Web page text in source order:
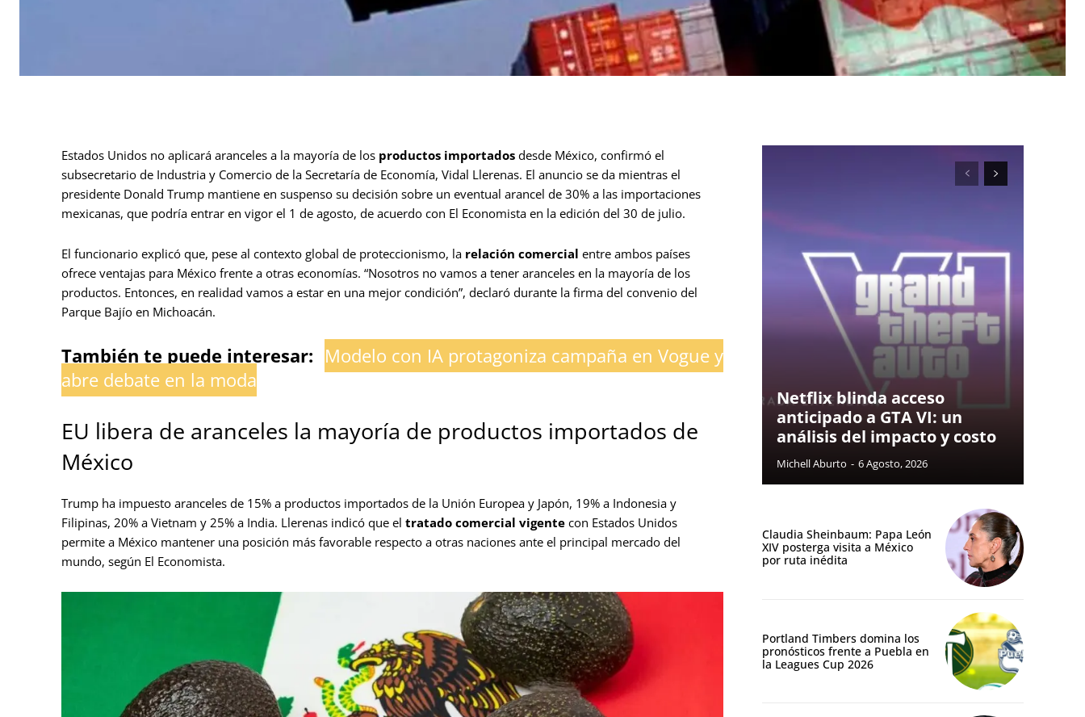
Estados Unidos no aplicará aranceles a la mayoría de los productos importados desde México, confirmó el
subsecretario de Industria y Comercio de la Secretaría de Economía, Vidal Llerenas. El anuncio se da mientras el
presidente Donald Trump mantiene en suspenso su decisión sobre un eventual arancel de 30% a las importaciones
mexicanas, que podría entrar en vigor el 1 de agosto, de acuerdo con El Economista en la edición del 30 de julio.
El funcionario explicó que, pese al contexto global de proteccionismo, la relación comercial entre ambos países
ofrece ventajas para México frente a otras economías. “Nosotros no vamos a tener aranceles en la mayoría de los
productos. Entonces, en realidad vamos a estar en una mejor condición”, declaró durante la firma del convenio del
Parque Bajío en Michoacán.
También te puede interesar: Modelo con IA protagoniza campaña en Vogue y
abre debate en la moda
EU libera de aranceles la mayoría de productos importados de
México
Trump ha impuesto aranceles de 15% a productos importados de la Unión Europea y Japón, 19% a Indonesia y
Filipinas, 20% a Vietnam y 25% a India. Llerenas indicó que el tratado comercial vigente con Estados Unidos
permite a México mantener una posición más favorable respecto a otras naciones ante el principal mercado del
mundo, según El Economista.
Netflix blinda acceso
anticipado a GTA VI: un
análisis del impacto y costo
Michell Aburto - 6 Agosto, 2026
Claudia Sheinbaum: Papa León
XIV posterga visita a México
por ruta inédita
Portland Timbers domina los
pronósticos frente a Puebla en
la Leagues Cup 2026